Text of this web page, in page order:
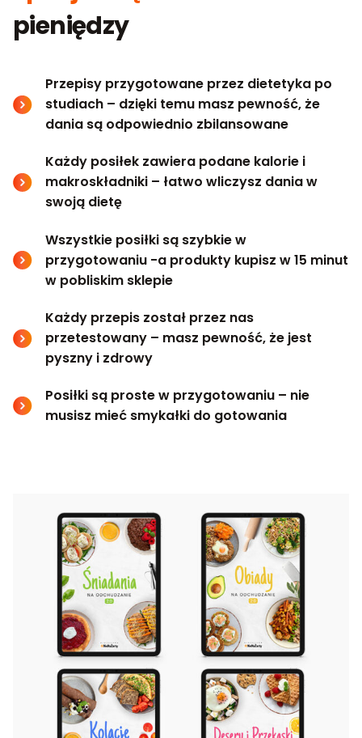
pieniędzy
Przepisy przygotowane przez dietetyka po
studiach – dzięki temu masz pewność, że
dania są odpowiednio zbilansowane
Każdy posiłek zawiera podane kalorie i
makroskładniki – łatwo wliczysz dania w
swoją dietę
Wszystkie posiłki są szybkie w
przygotowaniu -a produkty kupisz w 15 minut
w pobliskim sklepie
Każdy przepis został przez nas
przetestowany – masz pewność, że jest
pyszny i zdrowy
Posiłki są proste w przygotowaniu – nie
musisz mieć smykałki do gotowania